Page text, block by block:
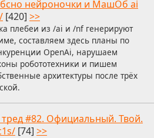
нейроночки и МашОб ai
[420] >>
плебеи из /ai и /nf генерируют
составляем здесь планы по
OpenAi, нарушаем
робототехники и пишем
архитектуры после трёх
тред #82. Официальный. Твой.
[74] >>